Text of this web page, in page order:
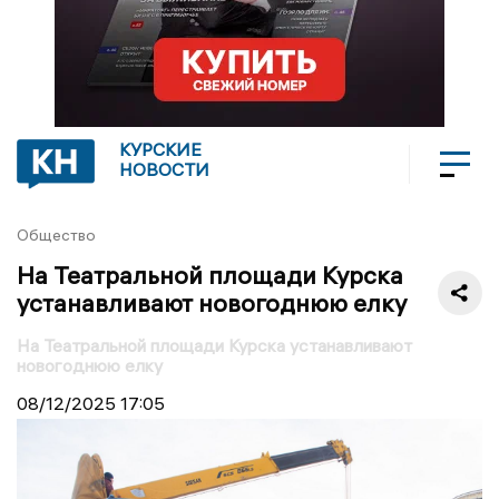
КУРСКИЕ
НОВОСТИ
Общество
На Театральной площади Курска
устанавливают новогоднюю елку
На Театральной площади Курска устанавливают
новогоднюю елку
08/12/2025 17:05